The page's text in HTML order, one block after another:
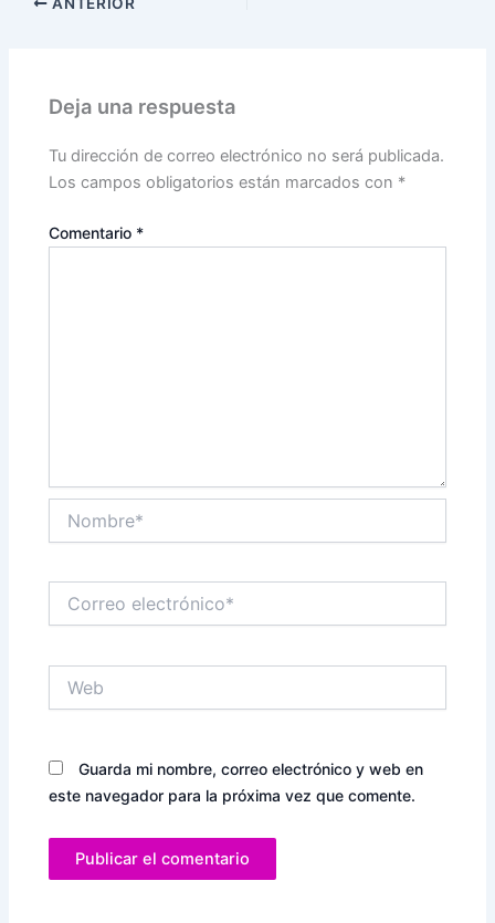
Deja una respuesta
Tu dirección de correo electrónico no será publicada.
Los campos obligatorios están marcados con *
Comentario *
electrónico*
Guarda mi nombre, correo electrónico y web en
este navegador para la próxima vez que comente.